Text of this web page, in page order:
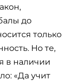
до
только
Но те,
в наличии
«Да учит